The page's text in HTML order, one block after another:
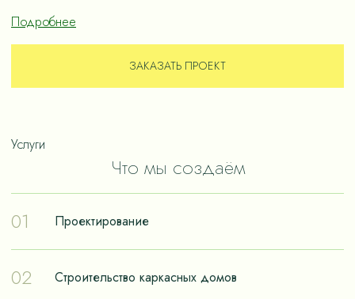
Подробнее
ЗАКАЗАТЬ ПРОЕКТ
Услуги
Что мы создаём
01
Проектирование
реализации мечты о собственном доме. Чтобы дом
02 Строительство каркасных домов